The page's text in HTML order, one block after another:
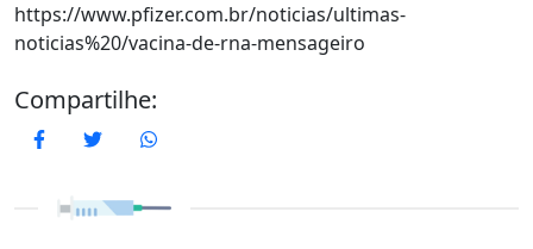
https://www.pfizer.com.br/noticias/ultimas-
noticias%20/vacina-de-rna-mensageiro
Compartilhe:
FacebookTwitterWhatsApp